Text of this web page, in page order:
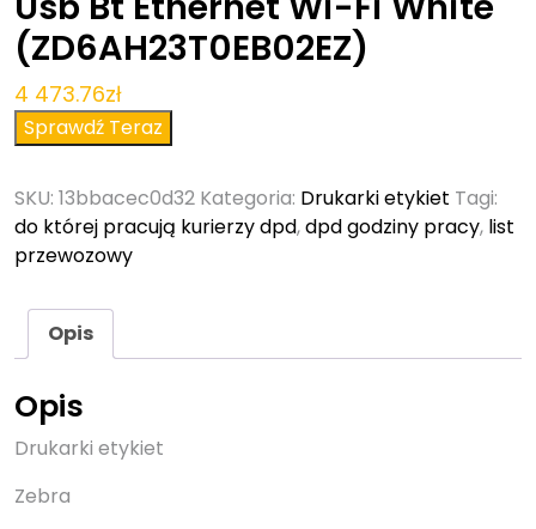
(ZD6AH23T0EB02EZ)
4 473.76zł
Sprawdź Teraz
SKU: 13bbacec0d32 Kategoria: Drukarki etykiet Tagi:
do której pracują kurierzy dpd,dpd godziny pracy, list
przewozowy
Opis
Opis
Drukarki etykiet
Zebra